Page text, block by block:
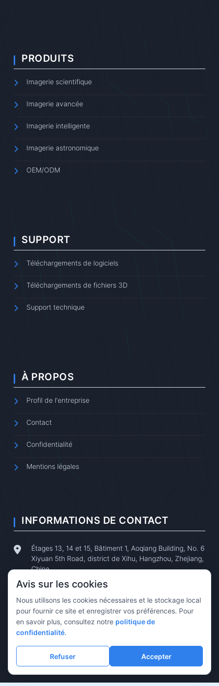
PRODUITS
Imagerie scientifique
Imagerie avancée
Imagerie intelligente
Imagerie astronomique
OEM/ODM
SUPPORT
Téléchargements de logiciels
Téléchargements de fichiers 3D
Support technique
À PROPOS
Profil de l'entreprise
Contact
Confidentialité
Mentions légales
INFORMATIONS DE CONTACT
Étages 13, 14 et 15, Bâtiment 1, Aoqiang Building, No. 6
Xiyuan 5th Road, district de Xihu, Hangzhou, Zhejiang,
Chine
+86 0571-88102638/
+86 0571-81110730
+86 0571-86683738/
+86 180-5878-0750
Avis sur les cookies
Nous utilisons les cookies nécessaires et le stockage local
pour fournir ce site et enregistrer vos préférences. Pour
en savoir plus, consultez notre politique de
confidentialité.
Refuser Accepter